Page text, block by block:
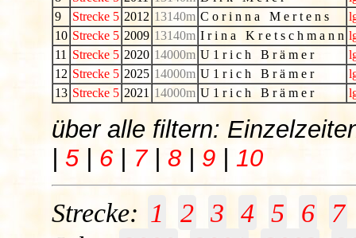
9
Strecke 5 2012 13140m C o r i n n a M e r t e n s
10 Strecke 5 2009 13140m I r i n a K r e t s c h m a n n
11
Strecke 5 2020 14000m U 1 r i c h B r ä m e r
12 Strecke 5 2025 14000m U 1 r i c h B r ä m e r
13 Strecke 5 2021 14000m U 1 r i c h B r ä m e r
über alle filtern:
5| 6| 7| 8 9 10
Strecke: 1 2 3 4 5 6
7